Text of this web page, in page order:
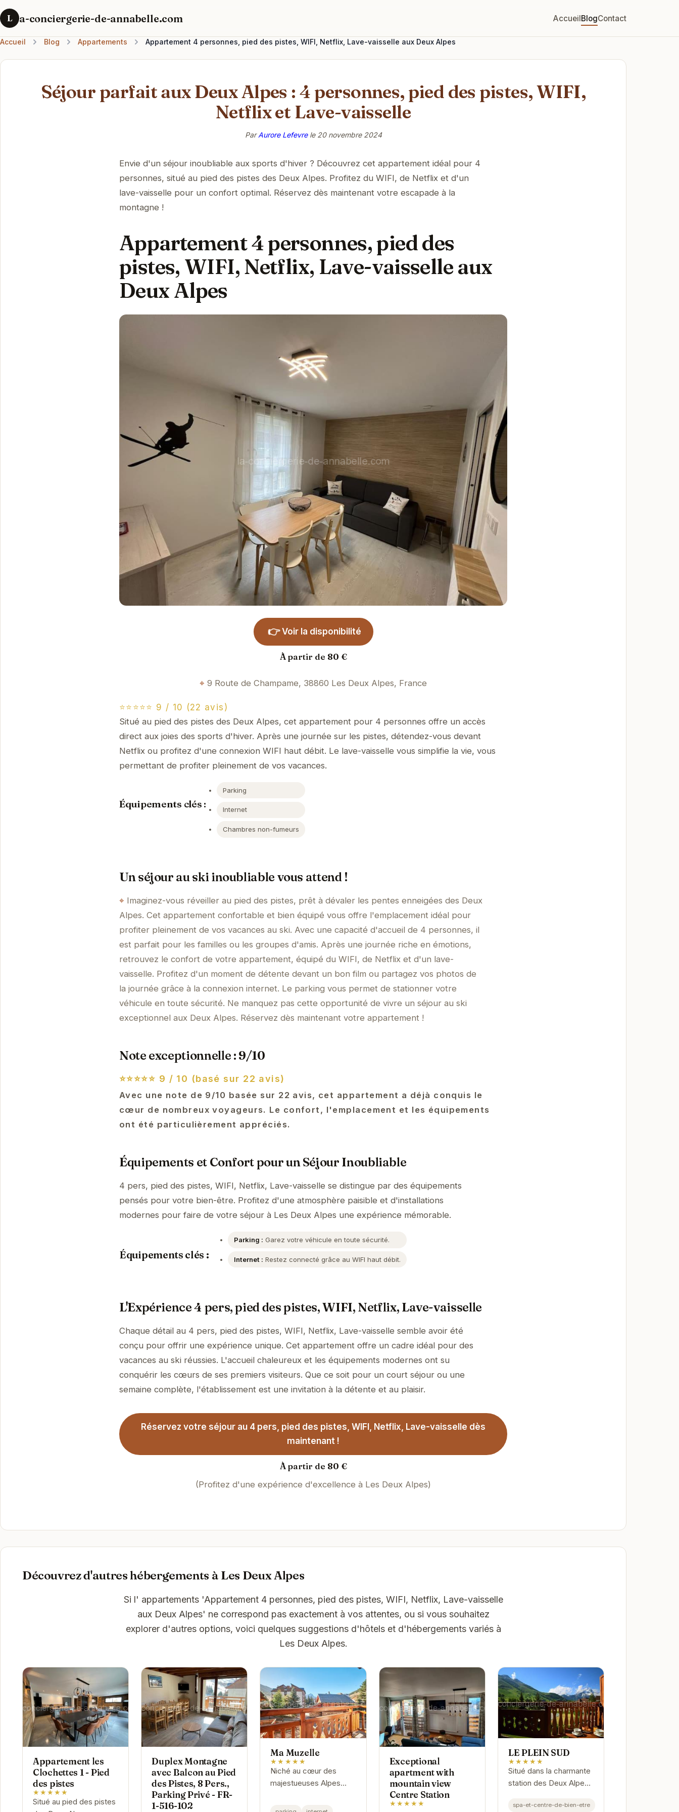
L a-conciergerie-de-annabelle.com AccueilBlogContact
Accueil Blog Appartements Appartement 4 personnes, pied des pistes, WIFI, Netflix, Lave-vaisselle aux Deux Alpes
Séjour parfait aux Deux Alpes : 4 personnes, pied des pistes, WIFI,
Netflix et Lave-vaisselle
ParAurore Lefevrele 20 novembre 2024
Envie d'un séjour inoubliable aux sports d'hiver ? Découvrez cet appartement idéal pour 4
personnes, situé au pied des pistes des Deux Alpes. Profitez du WIFI, de Netflix et d'un
lave-vaisselle pour un confort optimal. Réservez dès maintenant votre escapade à la
montagne !
Appartement 4 personnes, pied des
pistes, WIFI, Netflix, Lave-vaisselle aux
Deux Alpes
👉 Voir la disponibilité
À partir de 80 €
9 Route de Champame, 38860 Les Deux Alpes, France
⭐⭐⭐⭐⭐ 9 / 10 (22 avis)
Situé au pied des pistes des Deux Alpes, cet appartement pour 4 personnes offre un accès
direct aux joies des sports d'hiver. Après une journée sur les pistes, détendez-vous devant
Netflix ou profitez d'une connexion WIFI haut débit. Le lave-vaisselle vous simplifie la vie, vous
permettant de profiter pleinement de vos vacances.
Équipements clés :
Parking
Internet
Chambres non-fumeurs
Un séjour au ski inoubliable vous attend !
Imaginez-vous réveiller au pied des pistes, prêt à dévaler les pentes enneigées des Deux
Alpes. Cet appartement confortable et bien équipé vous offre l'emplacement idéal pour
profiter pleinement de vos vacances au ski. Avec une capacité d'accueil de 4 personnes, il
est parfait pour les familles ou les groupes d'amis. Après une journée riche en émotions,
retrouvez le confort de votre appartement, équipé du WIFI, de Netflix et d'un lave-
vaisselle. Profitez d'un moment de détente devant un bon film ou partagez vos photos de
la journée grâce à la connexion internet. Le parking vous permet de stationner votre
véhicule en toute sécurité. Ne manquez pas cette opportunité de vivre un séjour au ski
exceptionnel aux Deux Alpes. Réservez dès maintenant votre appartement !
Note exceptionnelle : 9/10
⭐⭐⭐⭐⭐ 9 / 10 (basé sur 22 avis)
Avec une note de 9/10 basée sur 22 avis, cet appartement a déjà conquis le
cœur de nombreux voyageurs. Le confort, l'emplacement et les équipements
ont été particulièrement appréciés.
Équipements et Confort pour un Séjour Inoubliable
4 pers, pied des pistes, WIFI, Netflix, Lave-vaisselle se distingue par des équipements
pensés pour votre bien-être. Profitez d'une atmosphère paisible et d'installations
modernes pour faire de votre séjour à Les Deux Alpes une expérience mémorable.
Équipements clés :
Parking : Garez votre véhicule en toute sécurité.
Internet : Restez connecté grâce au WIFI haut débit.
L'Expérience 4 pers, pied des pistes, WIFI, Netflix, Lave-vaisselle
Chaque détail au 4 pers, pied des pistes, WIFI, Netflix, Lave-vaisselle semble avoir été
conçu pour offrir une expérience unique. Cet appartement offre un cadre idéal pour des
vacances au ski réussies. L'accueil chaleureux et les équipements modernes ont su
conquérir les cœurs de ses premiers visiteurs. Que ce soit pour un court séjour ou une
semaine complète, l'établissement est une invitation à la détente et au plaisir.
Réservez votre séjour au 4 pers, pied des pistes, WIFI, Netflix, Lave-vaisselle dès
maintenant !
À partir de 80 €
(Profitez d'une expérience d'excellence à Les Deux Alpes)
Découvrez d'autres hébergements à Les Deux Alpes
Si l' appartements 'Appartement 4 personnes, pied des pistes, WIFI, Netflix, Lave-vaisselle
aux Deux Alpes' ne correspond pas exactement à vos attentes, ou si vous souhaitez
explorer d'autres options, voici quelques suggestions d'hôtels et d'hébergements variés à
Les Deux Alpes.
Appartement les
Clochettes 1 - Pied
des pistes
★★★★★
Situé au pied des pistes
Duplex Montagne
avec Balcon au Pied
des Pistes, 8 Pers.,
Parking Privé - FR-
1-516-102
Ma Muzelle
★★★★★
Niché au cœur des
majestueuses Alpes
offre un cadre idyllique
Exceptional
apartment with
mountain view
Centre Station
★★★★★
LE PLEIN SUD
★★★★★
Situé dans la charmante
station des Deux Alpes,
accueille dans un cadre
spa-et-centre-de-bien-etre